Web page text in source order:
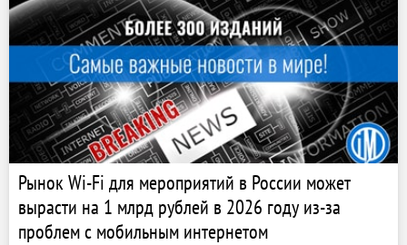
Рынок Wi-Fi для мероприятий в России может
вырасти на 1 млрд рублей в 2026 году из-за
проблем с мобильным интернетом